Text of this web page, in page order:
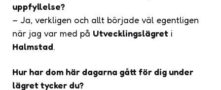
uppfyllelse?
– Ja, verkligen och allt började väl egentligen
när jag var med på Utvecklingslägret i
Halmstad.
Hur har dom här dagarna gått för dig under
lägret tycker du?